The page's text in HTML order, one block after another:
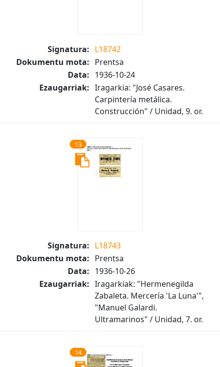
Signatura: L18742
Dokumentu mota: Prentsa
Data: 1936-10-24
Ezaugarriak: Iragarkia: "José Casares.
Carpintería metálica.
Construcción" / Unidad, 9. or.
13
Signatura: L18743
Dokumentu mota: Prentsa
Data: 1936-10-26
Ezaugarriak: Iragarkiak: "Hermenegilda
Zabaleta. Mercería 'La Luna'",
"Manuel Galardi.
Ultramarinos" / Unidad, 7. or.
14